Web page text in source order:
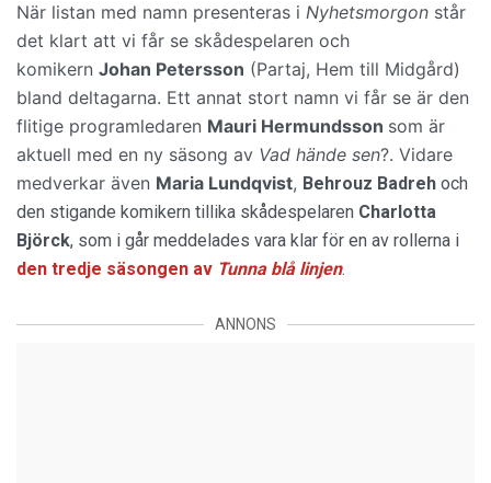
När listan med namn presenteras i Nyhetsmorgon står
det klart att vi får se skådespelaren och
komikern Johan Petersson (Partaj, Hem till Midgård)
bland deltagarna. Ett annat stort namn vi får se är den
flitige programledaren Mauri Hermundsson som är
aktuell med en ny säsong av Vad hände sen?. Vidare
medverkar även Maria Lundqvist, Behrouz Badreh och
den stigande komikern tillika skådespelaren Charlotta
Björck, som i går meddelades vara klar för en av rollerna i
den tredje säsongen av Tunna blå linjen.
ANNONS